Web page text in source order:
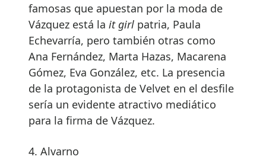
famosas que apuestan por la moda de
Vázquez está la it girl patria, Paula
Echevarría, pero también otras como
Ana Fernández, Marta Hazas, Macarena
Gómez, Eva González, etc. La presencia
de la protagonista de Velvet en el desfile
sería un evidente atractivo mediático
para la firma de Vázquez.
4. Alvarno